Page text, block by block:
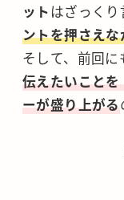
ット はざっくり
ントを押さえ
そして、前回
伝えたいこと
ーが盛り上がる